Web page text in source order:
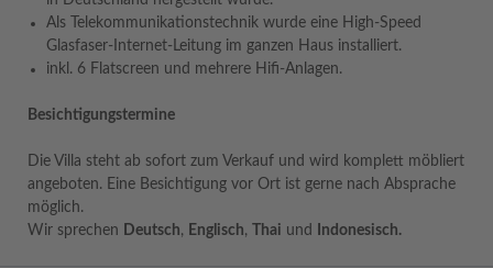
Als Telekommunikationstechnik wurde eine High-Speed
Glasfaser-Internet-Leitung im ganzen Haus installiert.
inkl. 6 Flatscreen und mehrere Hifi-Anlagen.
Besichtigungstermine
Die Villa steht ab sofort zum Verkauf und wird komplett möbliert
angeboten. Eine Besichtigung vor Ort ist gerne nach Absprache
möglich.
Wir sprechen Deutsch, Englisch, Thai und Indonesisch.